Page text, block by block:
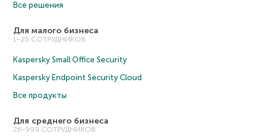
Все решения
Для малого бизнеса
1–25 СОТРУДНИКОВ
Kaspersky Small Office Security
Kaspersky Endpoint Security Cloud
Все продукты
Для среднего бизнеса
26-999 СОТРУДНИКОВ